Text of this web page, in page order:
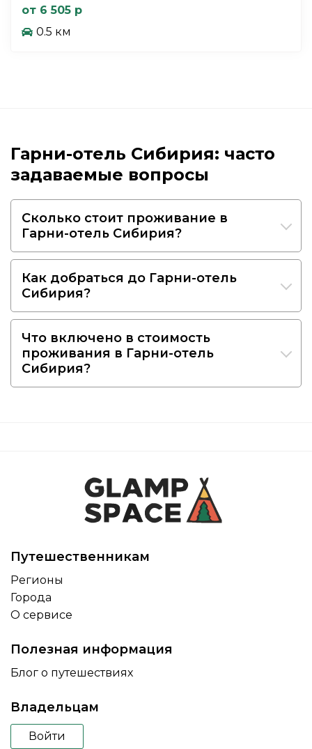
от 6 505 р
0.5 км
Гарни-отель Сибирия: часто
задаваемые вопросы
Сколько стоит проживание в
Гарни-отель Сибирия?
Как добраться до Гарни-отель
Сибирия?
Что включено в стоимость
проживания в Гарни-отель
Сибирия?
Путешественникам
Регионы
Города
О сервисе
Полезная информация
Блог о путешествиях
Владельцам
Войти